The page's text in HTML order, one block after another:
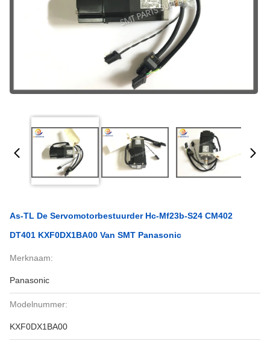
As-TL De Servomotorbestuurder Hc-Mf23b-S24 CM402
DT401 KXF0DX1BA00 Van SMT Panasonic
Merknaam:
Panasonic
Modelnummer:
KXF0DX1BA00